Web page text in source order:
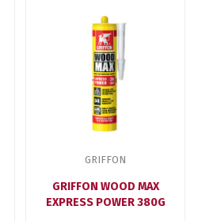
GRIFFON
GRIFFON WOOD MAX
EXPRESS POWER 380G